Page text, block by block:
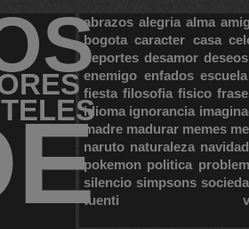
abrazos alegria alma
bogota caracter casa
deportes desamor deseos
enemigo enfados escuela
fiesta filosofia fisico
idioma ignorancia
madre madurar memes
naruto naturaleza navidad
pokemon politica
silencio simpsons
tuenti